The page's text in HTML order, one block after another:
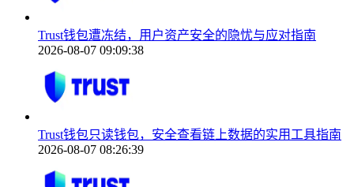
Trust钱包遭冻结，用户资产安全的隐忧与应对指南
2026-08-07 09:09:38
Trust钱包只读钱包，安全查看链上数据的实用工具指南
2026-08-07 08:26:39